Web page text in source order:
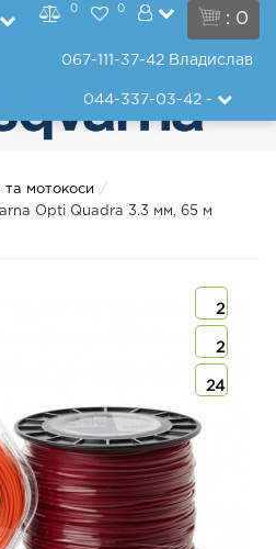
: 0
0 0
067-111-37-42 Владислав
044-337-03-42-
та мотокоси
Opti Quadra 3.3 мм, 65 м
2
2
24